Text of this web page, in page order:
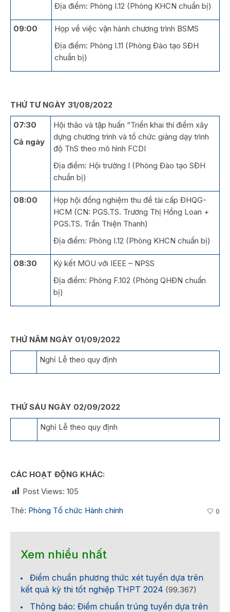
Địa điểm: Phòng I.12 (Phòng KHCN chuẩn bị)
09:00
Họp về việc vận hành chương trình BSMS
Địa điểm: Phòng I.11 (Phòng Đào tạo SĐH
chuẩn bị)
THỨ TƯ NGÀY 31/08/2022
07:30
Cả ngày
Hội thảo và tập huấn “Triển khai thí điểm xây
dựng chương trình và tổ chức giảng dạy trình
độ ThS theo mô hình FCDI
Địa điểm: Hội trường I (Phòng Đào tạo SĐH
chuẩn bị)
08:00
Họp hội đồng nghiệm thu đề tài cấp ĐHQG-
HCM (CN: PGS.TS. Trương Thị Hồng Loan +
PGS.TS. Trần Thiện Thanh)
Địa điểm: Phòng I.12 (Phòng KHCN chuẩn bị)
08:30
Ký kết MOU với IEEE – NPSS
Địa điểm: Phòng F.102 (Phòng QHĐN chuẩn
bị)
THỨ NĂM NGÀY 01/09/2022
Nghỉ Lễ theo quy định
THỨ SÁU NGÀY 02/09/2022
Nghỉ Lễ theo quy định
CÁC HOẠT ĐỘNG KHÁC:
Post Views: 105
Thẻ: Phòng Tổ chức Hành chính 0
Xem nhiều nhất
Điểm chuẩn phương thức xét tuyển dựa trên
kết quả kỳ thi tốt nghiệp THPT 2024 (99.367)
Thông báo: Điểm chuẩn trúng tuyển dựa trên